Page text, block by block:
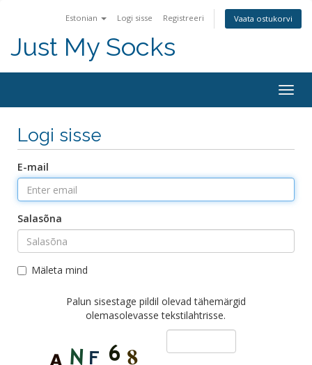
Estonian Logi sisse Registreeri Vaata ostukorvi
Just My Socks
Logi sisse
E-mail
Salasõna
Mäleta mind
Palun sisestage pildil olevad tähemärgid
olemasolevasse tekstilahtrisse.